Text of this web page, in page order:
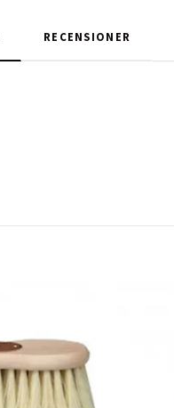
RECENSIONER